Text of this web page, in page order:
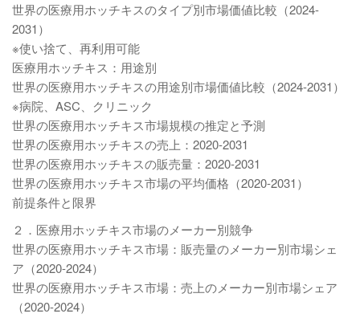
世界の医療用ホッチキスのタイプ別市場価値比較（2024-
2031）
※使い捨て、再利用可能
医療用ホッチキス：用途別
世界の医療用ホッチキスの用途別市場価値比較（2024-2031）
※病院、ASC、クリニック
世界の医療用ホッチキス市場規模の推定と予測
世界の医療用ホッチキスの売上：2020-2031
世界の医療用ホッチキスの販売量：2020-2031
世界の医療用ホッチキス市場の平均価格（2020-2031）
前提条件と限界
２．医療用ホッチキス市場のメーカー別競争
世界の医療用ホッチキス市場：販売量のメーカー別市場シェ
ア（2020-2024）
世界の医療用ホッチキス市場：売上のメーカー別市場シェア
（2020-2024）